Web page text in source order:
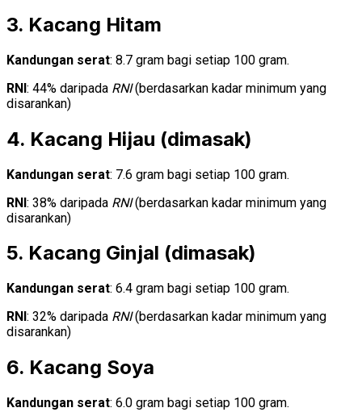
3. Kacang Hitam
Kandungan serat: 8.7 gram bagi setiap 100 gram.
RNI: 44% daripada RNI(berdasarkan kadar minimum yang
disarankan)
4. Kacang Hijau (dimasak)
Kandungan serat: 7.6 gram bagi setiap 100 gram.
RNI: 38% daripada RNI(berdasarkan kadar minimum yang
disarankan)
5. Kacang Ginjal (dimasak)
Kandungan serat: 6.4 gram bagi setiap 100 gram.
RNI : 32% daripada RNI(berdasarkan kadar minimum yang
disarankan)
6. Kacang Soya
Kandungan serat: 6.0 gram bagi setiap 100 gram.